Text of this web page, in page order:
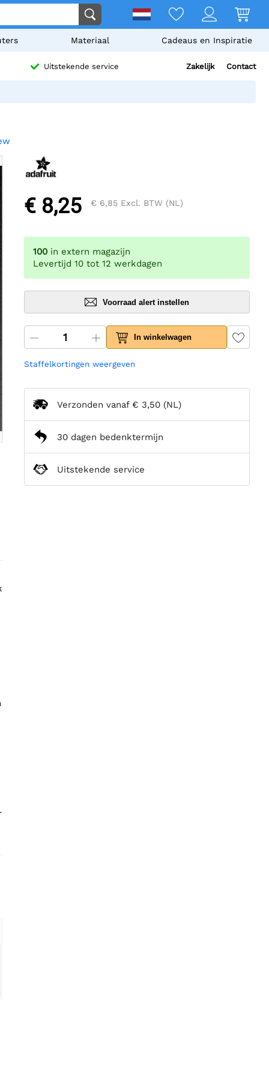
Materiaal Cadeaus en Inspiratie
Uitstekende service Zakelijk Contact
€ 8,25 € 6,85 Excl. BTW (NL)
100 in extern magazijn
Levertijd 10 tot 12 werkdagen
Voorraad alert instellen
In winkelwagen
Staffelkortingen weergeven
Verzonden vanaf € 3,50 (NL)
30 dagen bedenktermijn
Uitstekende service